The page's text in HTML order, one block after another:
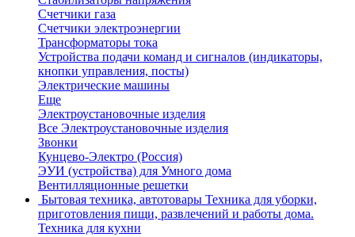
Счетчики газа
Счетчики электроэнергии
Трансформаторы тока
Устройства подачи команд и сигналов (индикаторы,
кнопки управления, посты)
Электрические машины
Еще
Электроустановочные изделия
Все Электроустановочные изделия
Звонки
Кунцево-Электро (Россия)
ЭУИ (устройства) для Умного дома
Вентилляционные решетки
Бытовая техника, автотовары Техника для уборки,
приготовления пищи, развлечений и работы дома.
Техника для кухни